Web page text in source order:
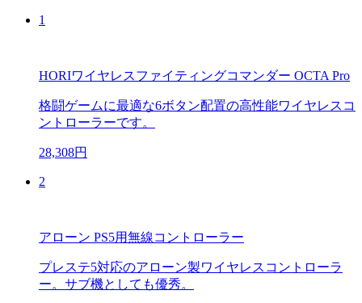
1
HORIワイヤレスファイティングコマンダー OCTA Pro
格闘ゲームに最適な6ボタン配置の高性能ワイヤレスコ
ントローラーです。
28,308円
2
アローン PS5用無線コントローラー
プレステ5対応のアローン製ワイヤレスコントローラ
ー。サブ機としても優秀。